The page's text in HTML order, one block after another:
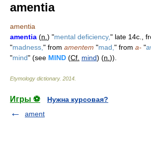
amentia
amentia
amentia (n. ) "mental deficiency," late 14c.,
"madness, " from amentem "mad, " from a- "
"mind" (see MIND (Cf. mind) (n. )).
Etymology dictionary. 2014
Игры ⚽
Нужна курсовая?
ament